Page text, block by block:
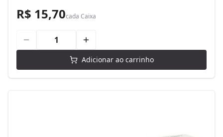
R$ 15,70cada Caixa
Adicionar ao carrinho